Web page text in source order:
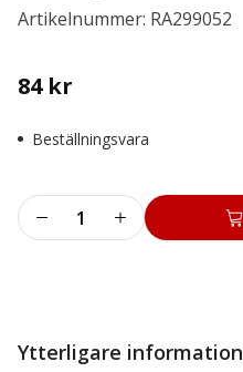
Artikelnummer: RA299052
84 kr
Beställningsvara
Låsring
mängd
Ytterligare information